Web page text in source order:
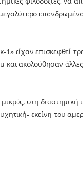
1» είχαν επισκεφθεί
και ακολούθησαν
στη διαστημική
εκείνη του